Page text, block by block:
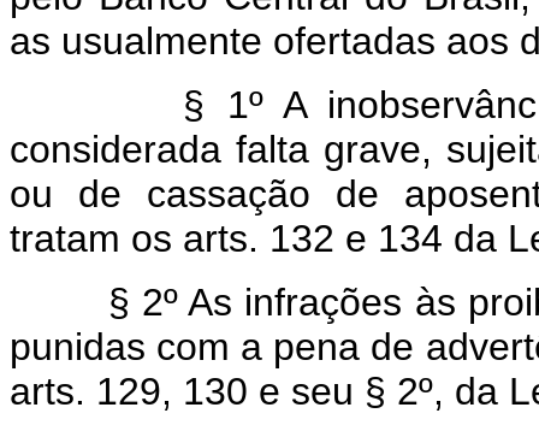
as usualmente ofertadas aos
§ 1º A inobservância
considerada falta grave,
ou de cassação de
tratam os arts. 132 e 134 da
§ 2º As infrações às
punidas com a pena de
arts. 129, 130 e seu § 2º, da